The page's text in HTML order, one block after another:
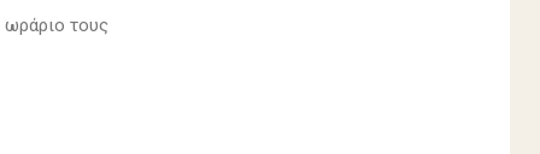
ωράριο τους